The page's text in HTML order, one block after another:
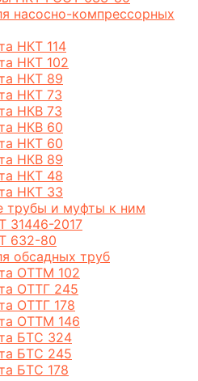
насосно-компрессорных
НКТ 114
НКТ 102
НКТ 89
НКТ 73
НКВ 73
НКВ 60
НКТ 60
НКВ 89
НКТ 48
НКТ 33
трубы и муфты к ним
31446-2017
632-80
обсадных труб
ОТТМ 102
ОТТГ 245
ОТТГ 178
ОТТМ 146
БТС 324
БТС 245
БТС 178